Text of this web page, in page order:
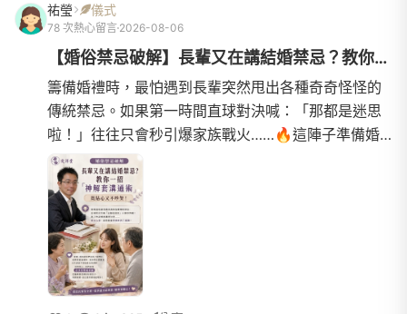
祐瑩 儀式
78 次熱心留言 2026-08-06
【婚俗禁忌破解】長輩又在講結婚禁忌？教你一招「神解套溝通術」...
籌備婚禮時，最怕遇到長輩突然甩出各種奇奇怪怪的
傳統禁忌。如果第一時間直球對決喊：「那都是迷思
啦！」往往只會秒引爆家族戰火……🔥這陣子準備婚
事體會到：高情商溝通的核心，千萬不要正面否定長
輩的信仰！直接嗆「...